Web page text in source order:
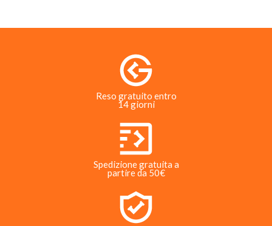
Reso gratuito entro
14 giorni
Spedizione gratuita a
partire da 50€